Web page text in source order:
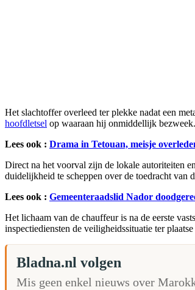
Het slachtoffer overleed ter plekke nadat een
hoofdletsel op waaraan hij onmiddellijk bezweek.
Lees ook : Drama in Tetouan, meisje
Direct na het voorval zijn de lokale autoriteiten
duidelijkheid te scheppen over de toedracht van
Lees ook : Gemeenteraadslid Nador
Het lichaam van de chauffeur is na de eerste
inspectiediensten de veiligheidssituatie ter plaatse
Bladna.nl volgen
Mis geen enkel nieuws over